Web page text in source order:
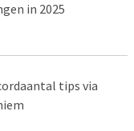
in 2025
tips via